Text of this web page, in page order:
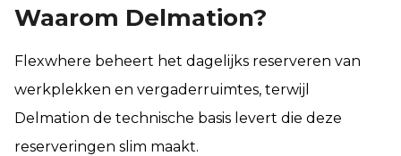
Waarom Delmation?
Flexwhere beheert het dagelijks reserveren van
werkplekken en vergaderruimtes, terwijl
Delmation de technische basis levert die deze
reserveringen slim maakt.